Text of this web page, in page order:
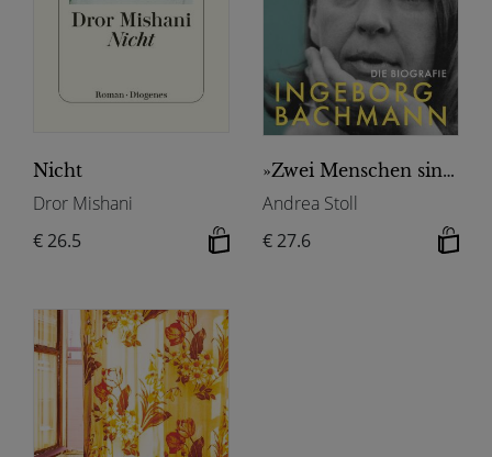
Nicht
Dror Mishani
€ 26.5
»Zwei Menschen sind in mir«
Andrea Stoll
€ 27.6